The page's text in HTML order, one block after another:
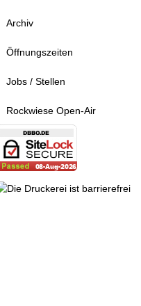
Archiv
Öffnungszeiten
Jobs / Stellen
Rockwiese Open-Air